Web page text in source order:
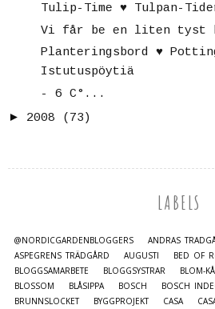
Tulip-Time ♥ Tulpan-
Vi får be en liten tyst
Planteringsbord ♥
Istutuspöytiä
- 6 C°...
► 2008 (73)
LABELS
@NORDICGARDENBLOGGERS
ANDRAS
ASPEGRENS TRÄDGÅRD
AUGUSTI BED OF
BLOGGSAMARBETE
BLOGGSYSTRAR BLOM-
BLOSSOM
BLÅSIPPA BOSCH BOSCH
BRUNNSLOCKET
BYGGPROJEKT CASA